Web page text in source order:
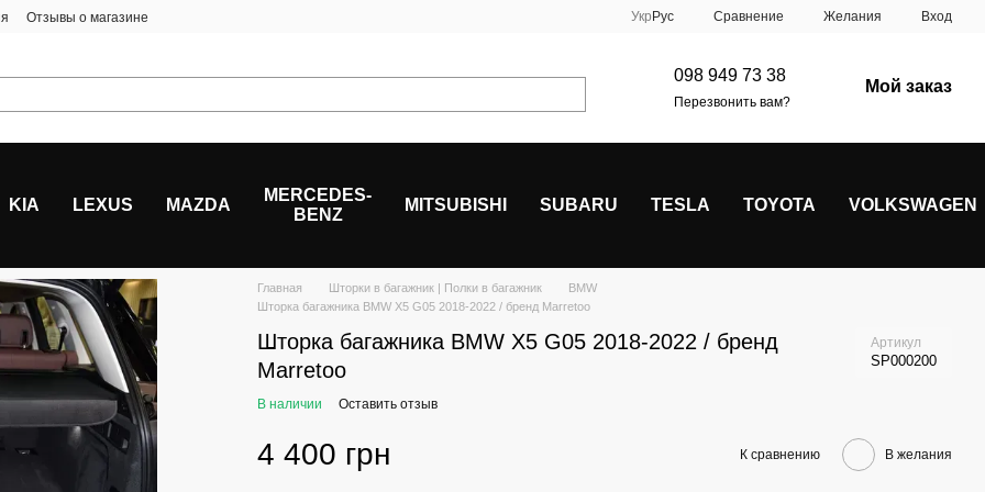
Отзывы о магазине Укр Рус Сравнение Желания Вход
098 949 73 38
Перезвонить вам?
Мой заказ
KIA LEXUS MAZDA
MERCEDES-
BENZ
MITSUBISHI SUBARU TESLA TOYOTA VOLKSWAGEN
Главная Шторки в багажник | Полки в багажник
BMW
Шторка багажника BMW X5 G05 2018-2022 / бренд Marretoo
Шторка багажника BMW X5 G05 2018-2022 / бренд
Marretoo
Артикул
SP000200
В наличии Оставить отзыв
4 400 грн К сравнению В желания